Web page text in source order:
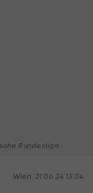
Bundesliga
Wien, 21.06.24 13:04